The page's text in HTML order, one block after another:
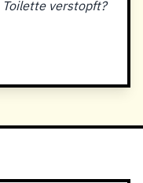
verstopft?